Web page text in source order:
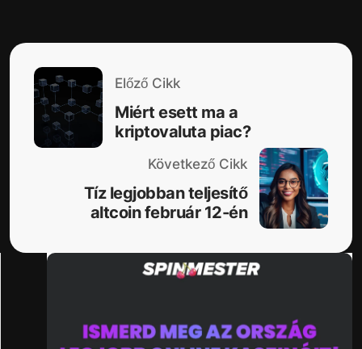
Előző Cikk
Miért esett ma a
kriptovaluta piac?
Következő Cikk
Tíz legjobban teljesítő
altcoin február 12-én